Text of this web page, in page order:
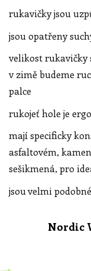
rukavičky jsou
jsou opatřeny
velikost rukavičky
v zimě budeme
palce
rukojeť hole je
mají specificky
asfaltovém,
sešikmená, pro
jsou velmi
Nordic